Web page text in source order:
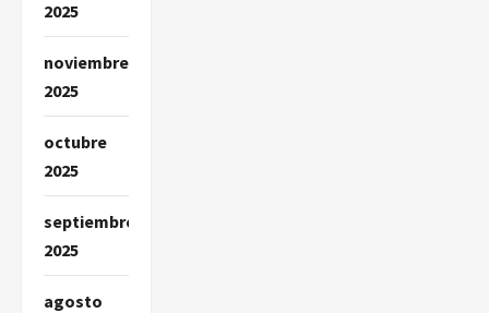
2025
noviembre
2025
octubre
2025
septiembre
2025
agosto